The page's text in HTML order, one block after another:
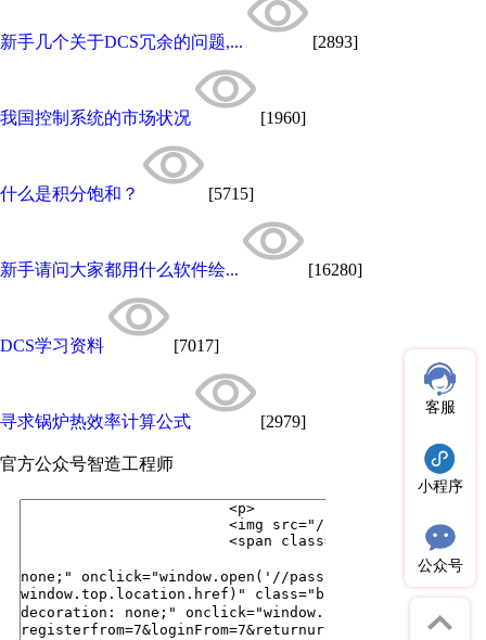
新手几个关于DCS冗余的问题,... [2893]
我国控制系统的市场状况 [1960]
什么是积分饱和？ [5715]
新手请问大家都用什么软件绘... [16280]
DCS学习资料 [7017]
寻求锅炉热效率计算公式 [2979]
官方公众号智造工程师
客服
小程序
公众号